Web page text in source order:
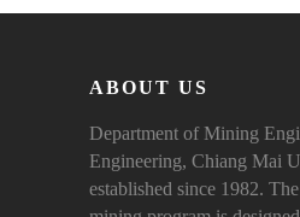
ABOUT US
Department of Mining
Engineering, Chiang Mai
established since 1982.